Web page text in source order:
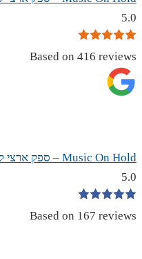
5.0
Based on 416 reviews
Music On Hold – ספק ארצי לקריינות מקצועית
5.0
Based on 167 reviews